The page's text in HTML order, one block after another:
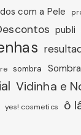
com a Pele
publi
sombra
Vidinha e
yes! cosmetics ô